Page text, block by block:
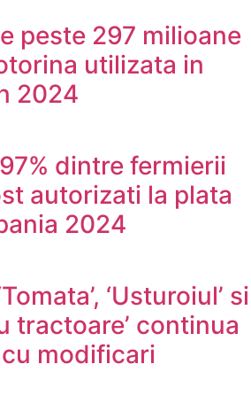
peste 297 milioane
utilizata in
2024
dintre fermierii
autorizati la plata
2024
‘Usturoiul’ si
tractoare’ continua
modificari